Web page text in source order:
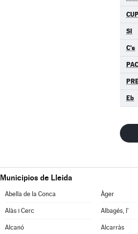
SI
C's
Eb
Municipios de Lleida
Abella de la Conca Àger
Alàs i Cerc Albagés, l'
Alcanó Alcarràs